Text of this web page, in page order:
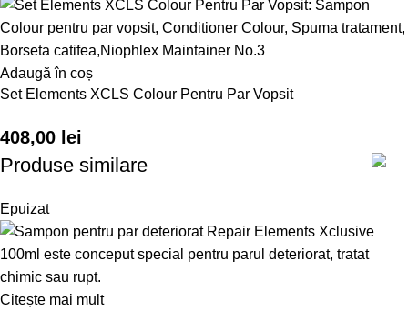
Adaugă în coș
Set Elements XCLS Colour Pentru Par Vopsit
408,00 lei
Produse similare
Epuizat
Citește mai mult